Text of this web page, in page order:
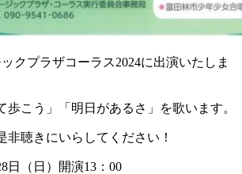
クプラザコーラス2024に出演いたしま
歩こう」「明日があるさ」を歌います。
非聴きにいらしてください！
日（日）開演13：00